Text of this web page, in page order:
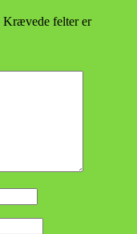
Krævede felter er